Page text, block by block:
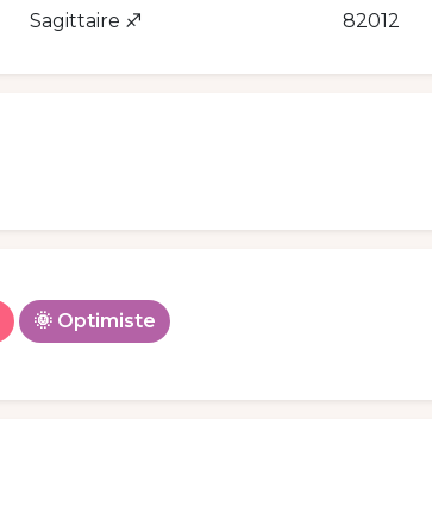
Sagittaire ♐️
82012
🌞 Optimiste